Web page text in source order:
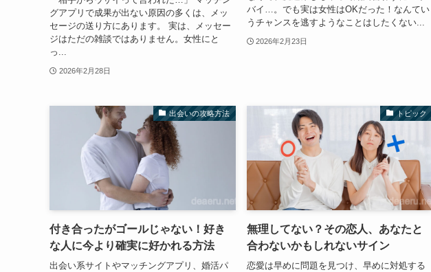
グアプリで成果が出ない原因の多くは、メッ
セージの送り方にあります。 実は、メッセー
ジはただの雑談ではありません。女性にと
っ...
2026年2月28日
バイ…。でも実は女性はOKだった！なんてい
うチャンスを逃すようなことはしたくない...
2026年2月23日
出会いの攻略方法
付き合ったがゴールじゃない！好き
な人に今より確実に好かれる方法
出会い系サイトやマッチングアプリ、婚活パ
トピック
無理してない？その恋人、あなたと
合わないかもしれないサイン
恋愛は早めに問題を見つけ、早めに対処する